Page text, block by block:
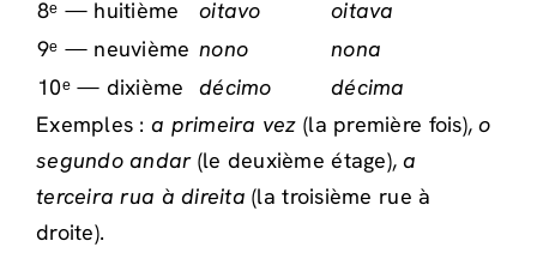
8ᵉ — huitième oitavo
oitava
9ᵉ — neuvième nono
nona
10ᵉ — dixième
décimo
décima
Exemples : a primeira vez (la première fois),o
segundo andar(le deuxième étage),a
terceira rua à direita (la troisième rue à
droite).